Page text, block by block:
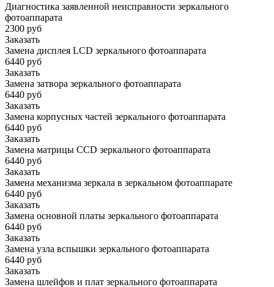
Диагностика заявленной неисправности зеркального
фотоаппарата
2300 руб
Заказать
Замена дисплея LCD зеркального фотоаппарата
6440 руб
Заказать
Замена затвора зеркального фотоаппарата
6440 руб
Заказать
Замена корпусных частей зеркального фотоаппарата
6440 руб
Заказать
Замена матрицы CCD зеркального фотоаппарата
6440 руб
Заказать
Замена механизма зеркала в зеркальном фотоаппарате
6440 руб
Заказать
Замена основной платы зеркального фотоаппарата
6440 руб
Заказать
Замена узла вспышки зеркального фотоаппарата
6440 руб
Заказать
Замена шлейфов и плат зеркального фотоаппарата